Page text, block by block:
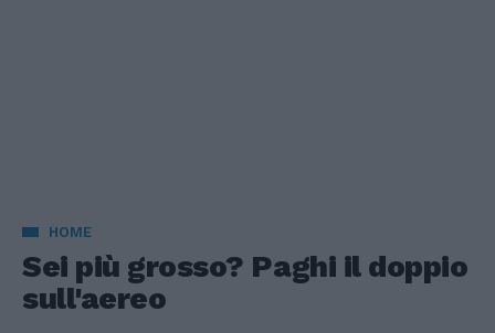
HOME
Sei più grosso? Paghi il doppio
sull'aereo